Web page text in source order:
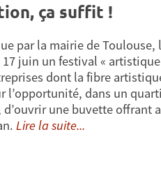
ça suffit !
par la mairie de Toulouse,
juin un festival «
dont la fibre
l’opportunité, dans un
une buvette offrant
Lire la suite...